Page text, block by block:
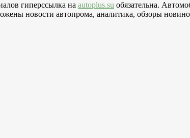
гиперссылка на autoplus.su обязательна.
новости автопрома, аналитика, обзоры